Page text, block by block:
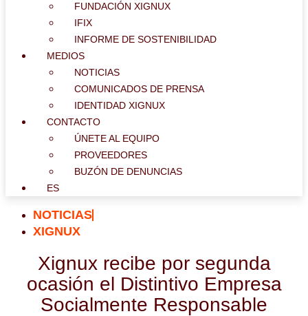
FUNDACIÓN XIGNUX
IFIX
INFORME DE SOSTENIBILIDAD
MEDIOS
NOTICIAS
COMUNICADOS DE PRENSA
IDENTIDAD XIGNUX
CONTACTO
ÚNETE AL EQUIPO
PROVEEDORES
BUZÓN DE DENUNCIAS
ES
NOTICIAS
XIGNUX
Xignux recibe por segunda
ocasión el Distintivo Empresa
Socialmente Responsable